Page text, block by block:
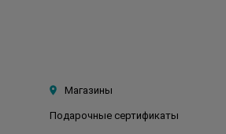
Магазины
Подарочные сертификаты